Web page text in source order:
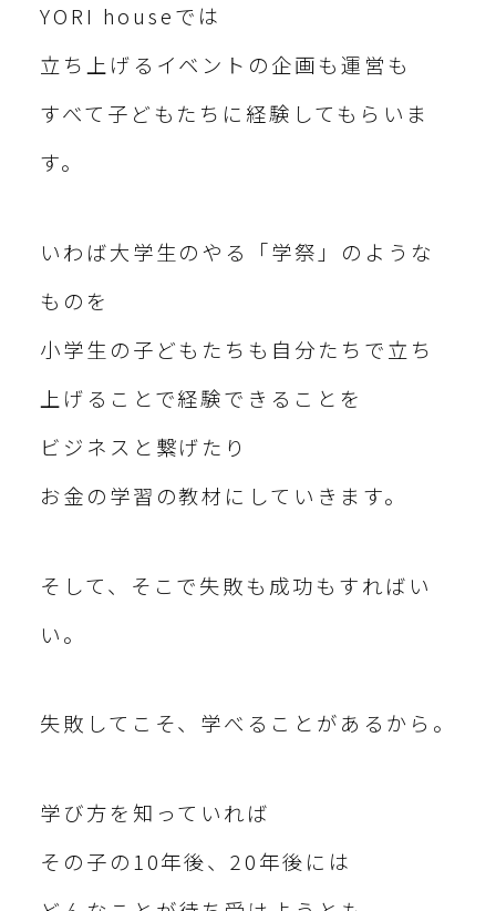
YORI houseでは
立ち上げるイベントの企画も運営も
すべて子どもたちに経験してもらいま
す。
いわば大学生のやる「学祭」のような
ものを
小学生の子どもたちも自分たちで立ち
上げることで経験できることを
ビジネスと繋げたり
お金の学習の教材にしていきます。
そして、そこで失敗も成功もすればい
い。
失敗してこそ、学べることがあるから。
学び方を知っていれば
その子の10年後、20年後には